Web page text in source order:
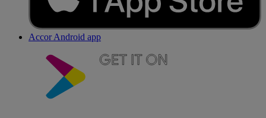
Accor Android app